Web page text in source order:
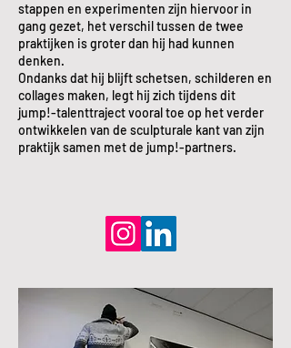
stappen en experimenten zijn hiervoor in
gang gezet, het verschil tussen de twee
praktijken is groter dan hij had kunnen
denken.
Ondanks dat hij blijft schetsen, schilderen en
collages maken, legt hij zich tijdens dit
jump!-talenttraject vooral toe op het verder
ontwikkelen van de sculpturale kant van zijn
praktijk samen met de jump!-partners.